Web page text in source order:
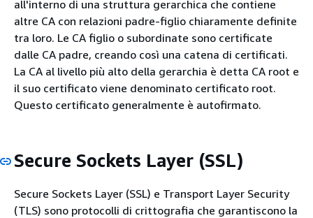
all'interno di una struttura gerarchica che contiene
altre CA con relazioni padre-figlio chiaramente definite
tra loro. Le CA figlio o subordinate sono certificate
dalle CA padre, creando così una catena di certificati.
La CA al livello più alto della gerarchia è detta CA root e
il suo certificato viene denominato certificato root.
Questo certificato generalmente è autofirmato.
Secure Sockets Layer (SSL)
Secure Sockets Layer (SSL) e Transport Layer Security
(TLS) sono protocolli di crittografia che garantiscono la